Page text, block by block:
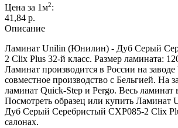
Цена за 1м2:
41,84 p.
Описание
Ламинат Unilin (Юнилин) - Дуб Серый
2 Clix Plus 32-й класс. Размер ламината:
Ламинат производится в России на
совместное производство с Бельгией. На
ламинат Quick-Step и Pergo. Весь ламинат
Посмотреть образец или купить
Дуб Серый Серебристый CXP085-2 Clix
салонах.